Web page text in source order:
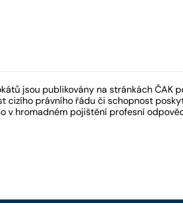
jsou publikovány na stránkách ČAK
cizího právního řádu či schopnost
v hromadném pojištění profesní